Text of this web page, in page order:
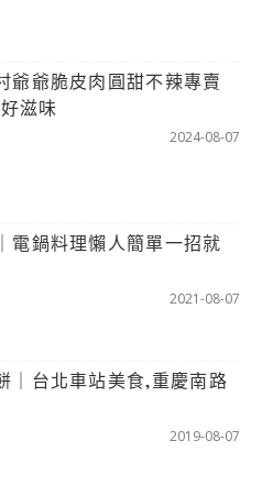
爺爺脆皮肉圓甜不辣專賣
滋味
2024-08-07
電鍋料理懶人簡單一招就
2021-08-07
｜台北車站美食,重慶南路
2019-08-07